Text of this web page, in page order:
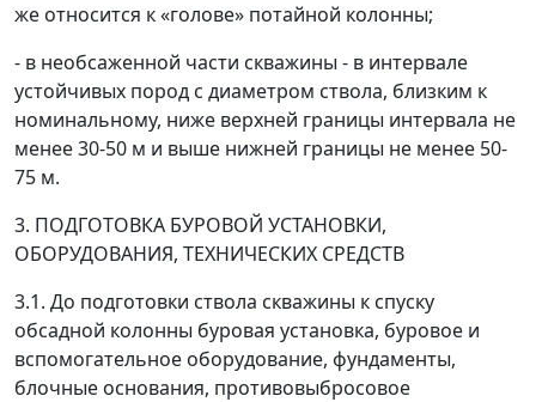
же относится к «голове» потайной колонны;
- в необсаженной части скважины - в интервале
устойчивых пород с диаметром ствола, близким к
номинальному, ниже верхней границы интервала не
менее 30-50 м и выше нижней границы не менее 50-
75 м.
3. ПОДГОТОВКА БУРОВОЙ УСТАНОВКИ,
ОБОРУДОВАНИЯ, ТЕХНИЧЕСКИХ СРЕДСТВ
3.1. До подготовки ствола скважины к спуску
обсадной колонны буровая установка, буровое и
вспомогательное оборудование, фундаменты,
блочные основания, противовыбросовое